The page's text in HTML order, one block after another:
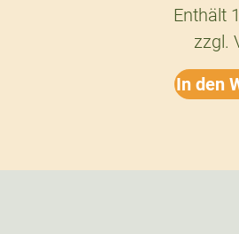
Enthält
zzgl.
In den